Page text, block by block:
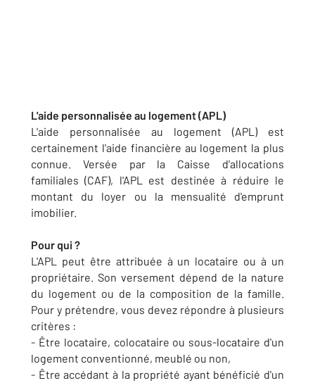
L'aide personnalisée au logement (APL)
L'aide personnalisée au logement (APL) est
certainement l'aide financière au logement la plus
connue. Versée par la Caisse d'allocations
familiales (CAF), l'APL est destinée à réduire le
montant du loyer ou la mensualité d'emprunt
imobilier.
Pour qui ?
L'APL peut être attribuée à un locataire ou à un
propriétaire. Son versement dépend de la nature
du logement ou de la composition de la famille.
Pour y prétendre, vous devez répondre à plusieurs
critères :
- Être locataire, colocataire ou sous-locataire d'un
logement conventionné, meublé ou non,
- Être accédant à la propriété ayant bénéficié d'un